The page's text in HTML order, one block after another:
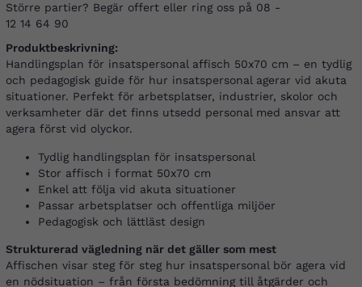
Större partier? Begär offert eller ring oss på 08 -
12 14 64 90
Produktbeskrivning:
Handlingsplan för insatspersonal affisch 50x70 cm – en tydlig
och pedagogisk guide för hur insatspersonal agerar vid akuta
situationer. Perfekt för arbetsplatser, industrier, skolor och
verksamheter där det finns utsedd personal med ansvar att
agera först vid olyckor.
Tydlig handlingsplan för insatspersonal
Stor affisch i format 50x70 cm
Enkel att följa vid akuta situationer
Passar arbetsplatser och offentliga miljöer
Pedagogisk och lättläst design
Strukturerad vägledning när det gäller som mest
Affischen visar steg för steg hur insatspersonal bör agera vid
en nödsituation – från första bedömning till åtgärder och